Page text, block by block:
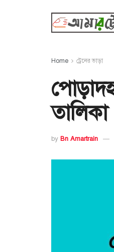
Home ট্রেনের ভাড়া
তালিকা
by Bn Amartrain